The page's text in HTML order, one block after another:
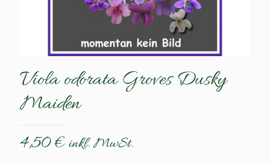
Viola odorata Groves Dusky
Maiden
4,50€ inkl. MwSt.